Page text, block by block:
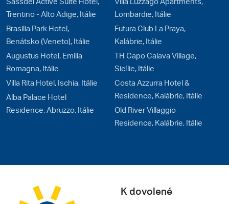
Trentino - Alto Adige, Itálie
Brasilia Park Hotel,
Benátsko (Veneto), Itálie
Augustus Hotel, Emilia
Romagna, Itálie
Villa Rita Hotel, Ischia, Itálie
Alba Palace Hotel
Residence, Abruzzo, Itálie
Lombardie, Itálie
Futura Club La Praya,
Kalábrie, Itálie
TH Capo Calava Village,
Sicílie, Itálie
Costa Azzurra Hotel &
Residence, Kalábrie, Itálie
Old River Villaggio
Residence, Kalábrie, Itálie
K dovolené